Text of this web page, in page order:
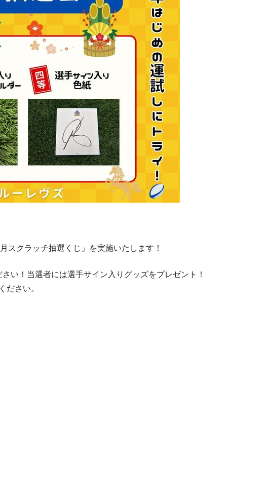
スクラッチ抽選くじ」を実施いたします！
い！当選者には選手サイン入りグッズをプレゼント！
さい。